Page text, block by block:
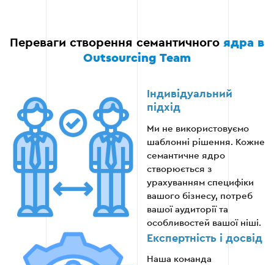
Переваги створення семантичного ядра в
Outsourcing Team
Індивідуальний
підхід
Ми не використовуємо
шаблонні рішення. Кожне
семантичне ядро
створюється з
урахуванням специфіки
вашого бізнесу, потреб
вашої аудиторії та
особливостей вашої ніші.
Експертність і досвід
Наша команда